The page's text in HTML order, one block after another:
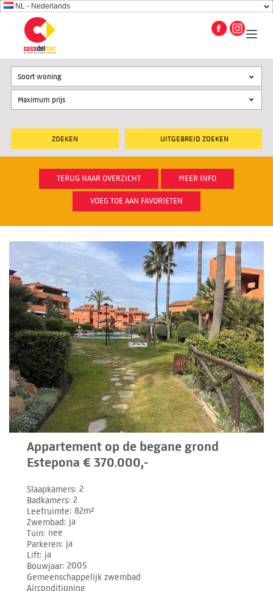
NL - Nederlands
UITGEBREID ZOEKEN
Soort woning
TERUG NAAR OVERZICHT MEER INFO
VOEG TOE AAN FAVORIETEN
Appartement op de begane grond
Estepona € 370.000,-
Slaapkamers 2
Badkamers 2
Leefruimte 82m²
Zwembad ja
Tuin nee
Parkeren ja
Lift ja
Bouwjaar 2005
Gemeenschappelijk zwembad
Airconditioning